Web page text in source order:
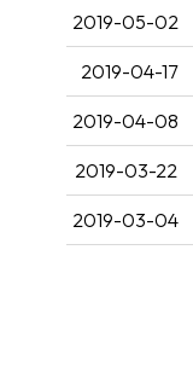
2019-05-02
2019-04-17
2019-04-08
2019-03-22
2019-03-04